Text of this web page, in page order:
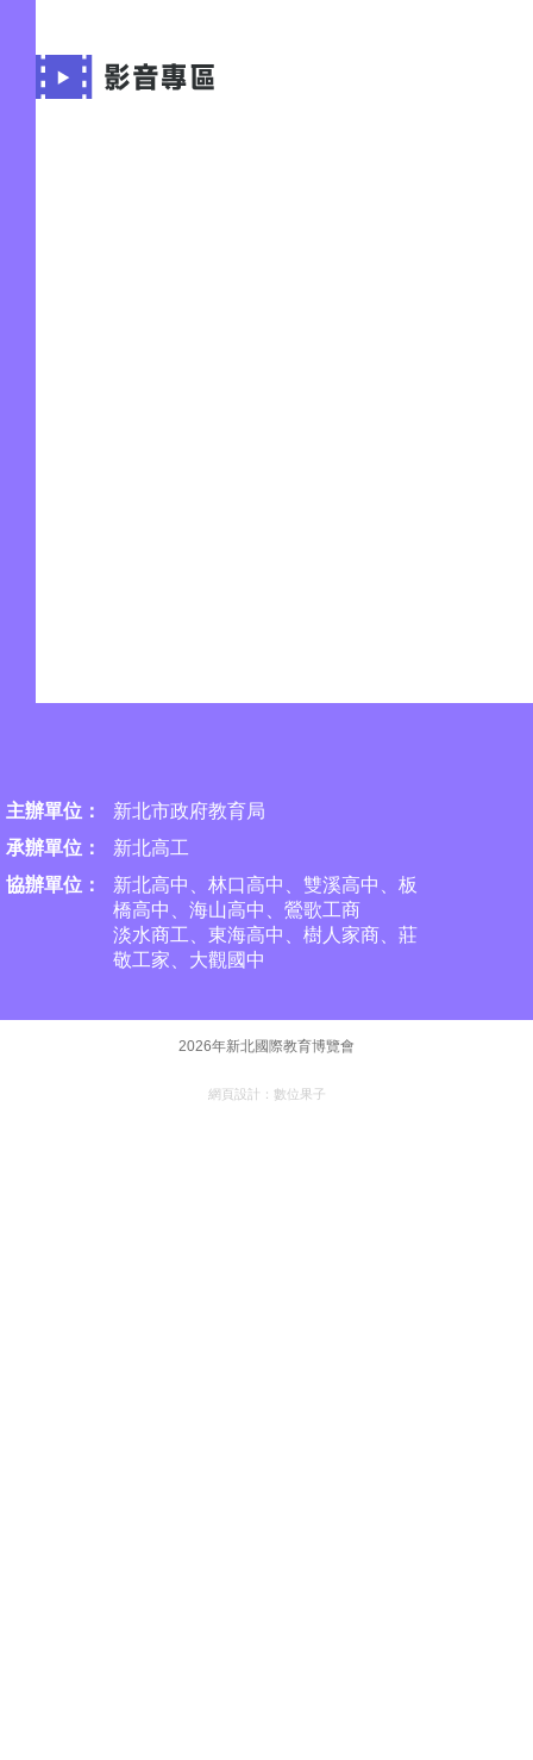
主辦單位：
新北市政府教育局
承辦單位：
新北高工
協辦單位：
新北高中、林口高中、雙溪高中、板
橋高中、海山高中、 鶯歌工商
淡水商工、東海高中、樹人家商、莊
敬工家、大觀國中
2026年新北國際教育博覽會
網頁設計： 數位果子